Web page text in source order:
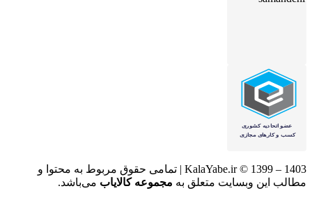
KalaYabe.ir © 1399 – 1403 | تمامی حقوق مربوط به محتوا و
مطالب این وبسایت متعلق به مجموعه کالایاب می‌باشد.